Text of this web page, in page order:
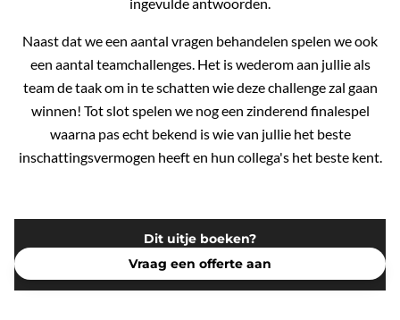
Naast dat we een aantal vragen behandelen spelen we ook
een aantal teamchallenges. Het is wederom aan jullie als
team de taak om in te schatten wie deze challenge zal gaan
winnen! Tot slot spelen we nog een zinderend finalespel
waarna pas echt bekend is wie van jullie het beste
inschattingsvermogen heeft en hun collega's het beste kent.
Dit uitje boeken?
Vraag een offerte aan